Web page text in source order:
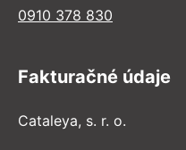
0910 378 830
Fakturačné údaje
Cataleya, s. r. o.